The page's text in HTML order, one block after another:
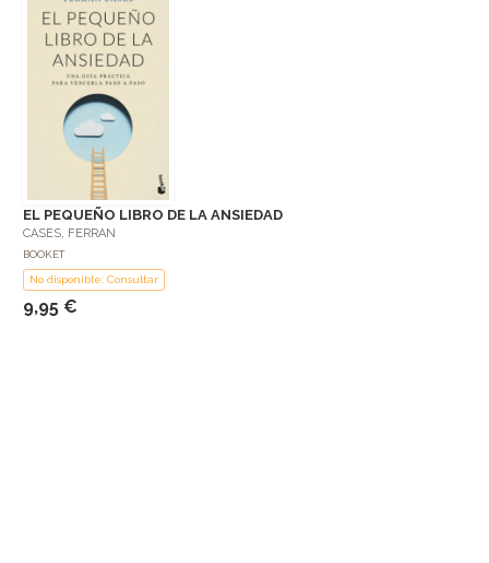
EL PEQUEÑO LIBRO DE LA ANSIEDAD
CASES, FERRAN
BOOKET
No disponible: Consultar
9,95 €